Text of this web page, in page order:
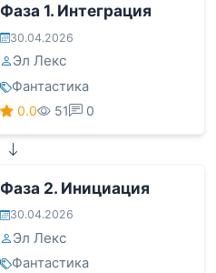
Фаза 1. Интеграция
30.04.2026
Эл Лекс
Фантастика
0.0 51 0
Фаза 2. Инициация
30.04.2026
Эл Лекс
Фантастика